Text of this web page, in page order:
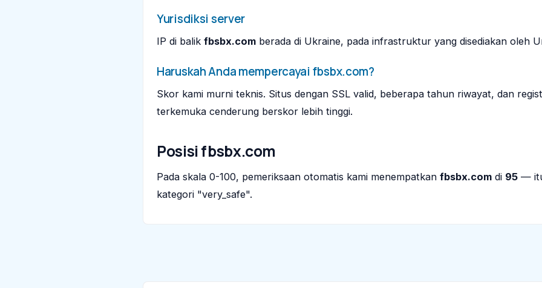
Yurisdiksi server
IP di balik fbsbx.com berada di Ukraine, pada infrastruktur yang disediakan oleh
Haruskah Anda mempercayai fbsbx.com?
Skor kami murni teknis. Situs dengan SSL valid, beberapa tahun riwayat, dan
terkemuka cenderung berskor lebih tinggi.
Posisi fbsbx.com
Pada skala 0-100, pemeriksaan otomatis kami menempatkan fbsbx.com di 95 —
kategori "very_safe".